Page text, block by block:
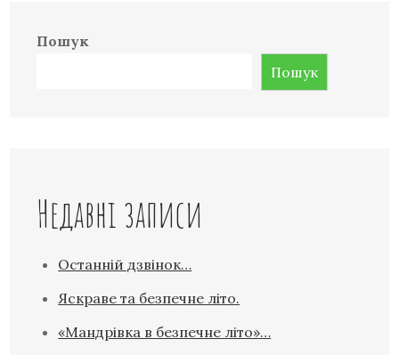
Пошук
Пошук
Недавні записи
Останній дзвінок…
Яскраве та безпечне літо.
«Мандрівка в безпечне літо»…